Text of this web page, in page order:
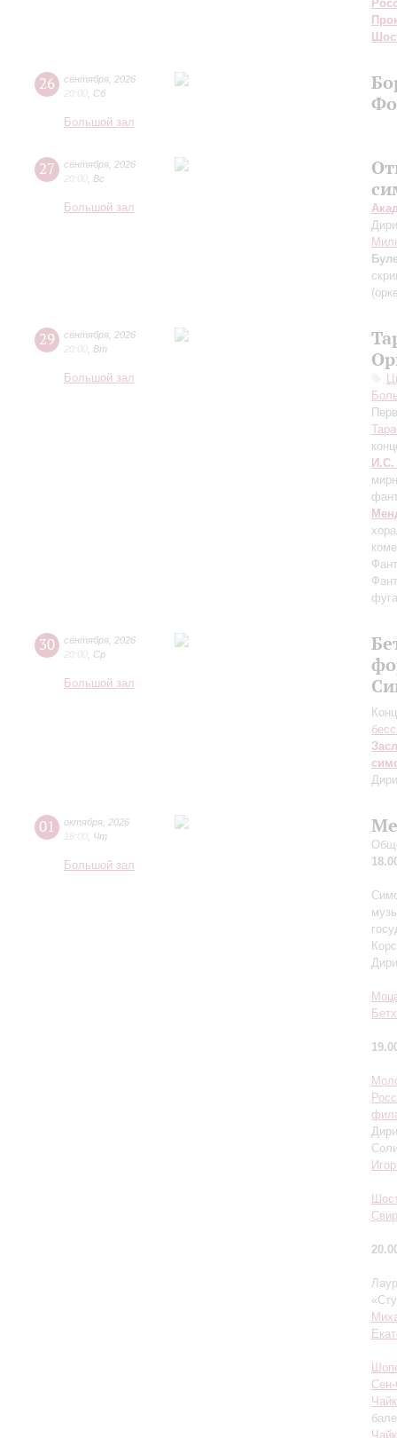
26 сентября 2026
20:00 Сб
Большой зал
27 сентября 2026
20:00 Вс
Большой зал
29 сентября 2026
20:00 Вт
Большой зал
И.С.
30 сентября 2026
20:00 Ср
Большой зал
01 октября 2026
18:00 Чт
Большой зал